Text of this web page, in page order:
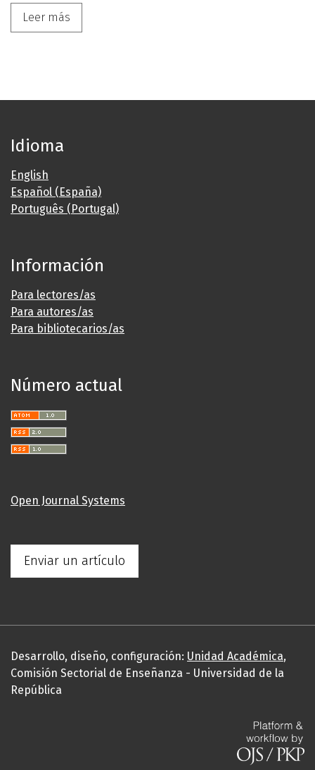
Leer más
Idioma
English
Español (España)
Português (Portugal)
Información
Para lectores/as
Para autores/as
Para bibliotecarios/as
Número actual
Open Journal Systems
Enviar un artículo
Desarrollo, diseño, configuración: Unidad Académica,
Comisión Sectorial de Enseñanza - Universidad de la
República